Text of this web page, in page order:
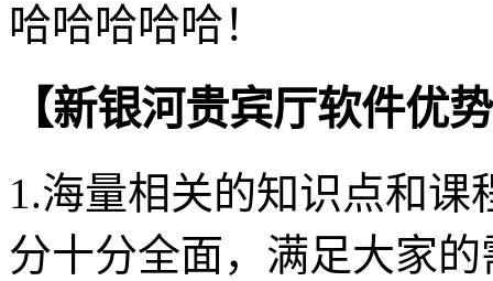
哈哈哈哈哈！
【新银河贵宾厅软件优
1.海量相关的知识点和
分十分全面，满足大家的